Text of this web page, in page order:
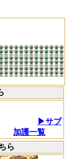
▶サブ
加護一覧
ら